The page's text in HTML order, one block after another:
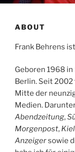
ABOUT
Frank Behrens
Geboren 1968
Berlin. Seit
Mitte der
Medien.
Abendzeitung,
Morgenpost,
Anzeigersowie